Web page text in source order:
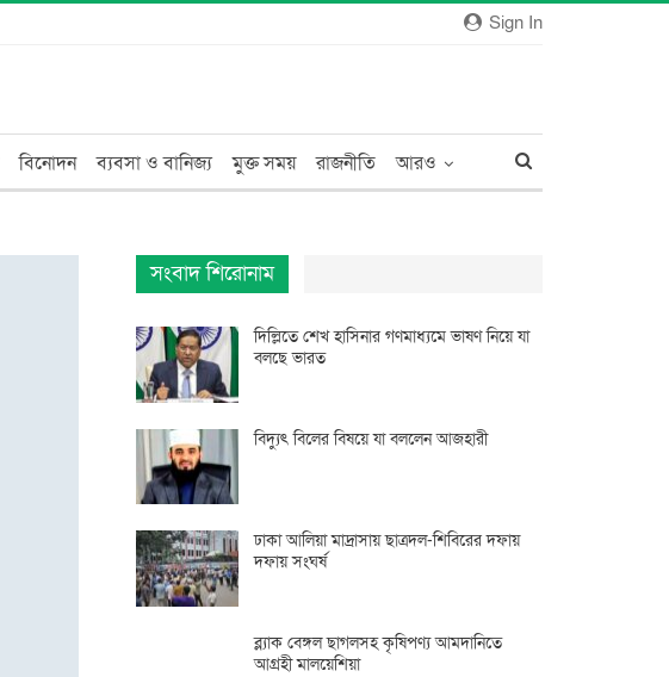
Sign In
বিনোদন ব্যবসা ও বানিজ্য মুক্ত সময় রাজনীতি আরও
সংবাদ শিরোনাম
দিল্লিতে শেখ হাসিনার গণমাধ্যমে ভাষণ নিয়ে যা
বলছে ভারত
বিদ্যুৎ বিলের বিষয়ে যা বললেন আজহারী
ঢাকা আলিয়া মাদ্রাসায় ছাত্রদল-শিবিরের দফায়
দফায় সংঘর্ষ
ব্ল্যাক বেঙ্গল ছাগলসহ কৃষিপণ্য আমদানিতে
আগ্রহী মালয়েশিয়া